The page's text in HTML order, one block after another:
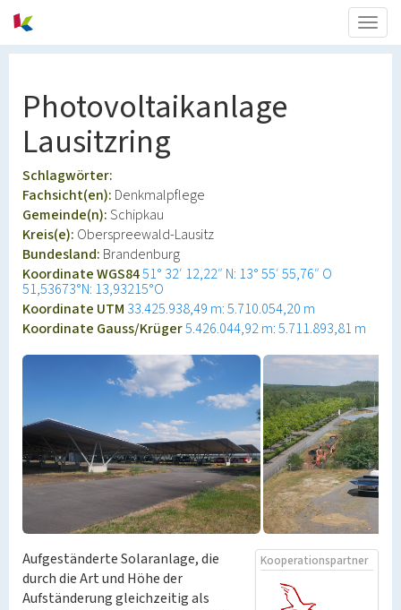
Photovoltaikanlage
Lausitzring
Schlagwörter:
Fachsicht(en): Denkmalpflege
Gemeinde(n):Schipkau
Kreis(e): Oberspreewald-Lausitz
Bundesland: Brandenburg
Koordinate WGS8451° 32′ 12,22″ N: 13° 55′ 55,76″ O
51,53673°N: 13,93215°O
Koordinate UTM 33.425.938,49 m: 5.710.054,20 m
Koordinate Gauss/Krüger5.426.044,92 m: 5.711.893,81 m
Kooperationspartner
Aufgeständerte Solaranlage, die
durch die Art und Höhe der
Aufständerung gleichzeitig als